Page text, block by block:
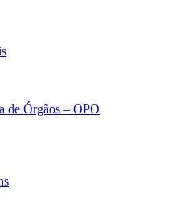
de Órgãos – OPO